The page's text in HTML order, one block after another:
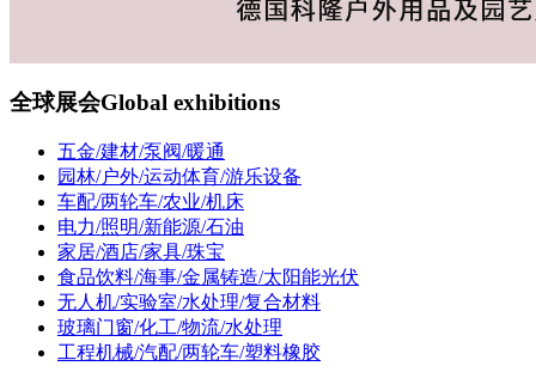
全球展会Global exhibitions
五金/建材/泵阀/暖通
园林/户外/运动体育/游乐设备
车配/两轮车/农业/机床
电力/照明/新能源/石油
家居/酒店/家具/珠宝
食品饮料/海事/金属铸造/太阳能光伏
无人机/实验室/水处理/复合材料
玻璃门窗/化工/物流/水处理
工程机械/汽配/两轮车/塑料橡胶